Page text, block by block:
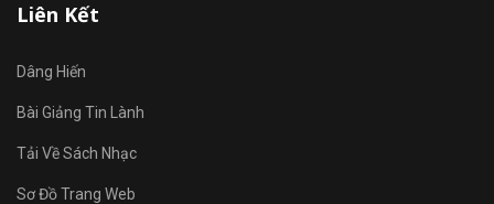
Liên Kết
Dâng Hiến
Bài Giảng Tin Lành
Tải Về Sách Nhạc
Sơ Đồ Trang Web